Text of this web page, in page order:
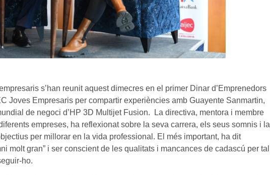
s’han reunit aquest dimecres en el primer Dinar d’Emprenedors
Joves Empresaris per compartir experiències amb Guayente Sanmartin,
de negoci d’HP 3D Multijet Fusion. La directiva, mentora i membre
empreses, ha reflexionat sobre la seva carrera, els seus somnis i la
per millorar en la vida professional. El més important, ha dit
molt gran” i ser conscient de les qualitats i mancances de cadascú per tal
ho.